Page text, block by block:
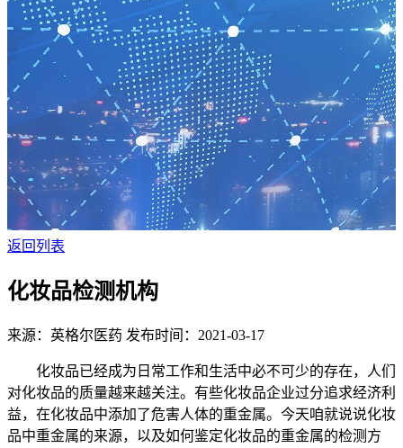
返回列表
化妆品检测机构
来源：英格尔医药 发布时间：2021-03-17
化妆品已经成为日常工作和生活中必不可少的存在，人们
对化妆品的质量越来越关注。有些化妆品企业过分追求经济利
益，在化妆品中添加了危害人体的重金属。今天咱就说说化妆
品中重金属的来源，以及如何鉴定化妆品的重金属的检测方